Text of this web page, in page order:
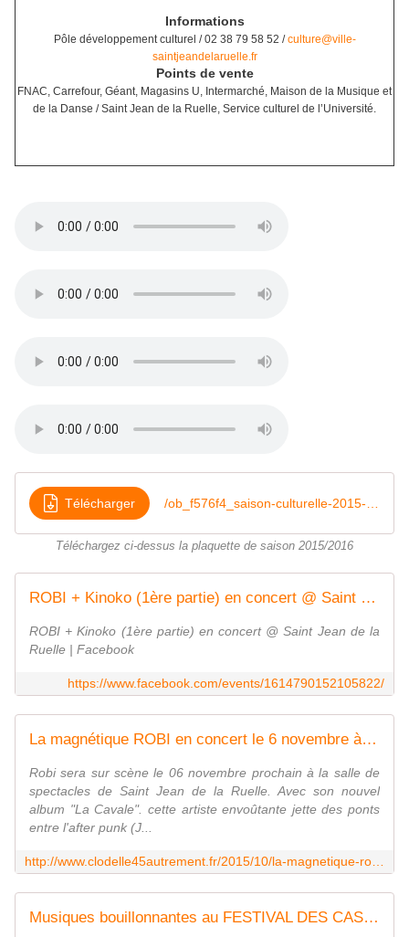
Informations
Pôle développement culturel / 02 38 79 58 52 /culture@ville-
saintjeandelaruelle.fr
Points de vente
FNAC, Carrefour, Géant, Magasins U, Intermarché, Maison de la Musique et
de la Danse / Saint Jean de la Ruelle, Service culturel de l’Université.
Télécharger
Téléchargez ci-dessus la plaquette de saison 2015/2016
ROBI + Kinoko (1ère partie) en concert @ Saint Jean de la Ruelle | Facebook
ROBI + Kinoko (1ère partie) en concert @ Saint Jean de la
Ruelle | Facebook
https://www.facebook.com/events/1614790152105822/
La magnétique ROBI en concert le 6 novembre à ST JEAN DE LA RUELLE 1ère partie Kinoko - VIVRE AUTREMENT VOS LOISIRS avec Clodelle
Robi sera sur scène le 06 novembre prochain à la salle de
spectacles de Saint Jean de la Ruelle. Avec son nouvel
album "La Cavale". cette artiste envoûtante jette des ponts
entre l'after punk (J...
Musiques bouillonnantes au FESTIVAL DES CASSEROLES #3 le 16 avril 2016 à Saint Jean de Braye - VIVRE AUTREMENT VOS LOISIRS avec Clodelle